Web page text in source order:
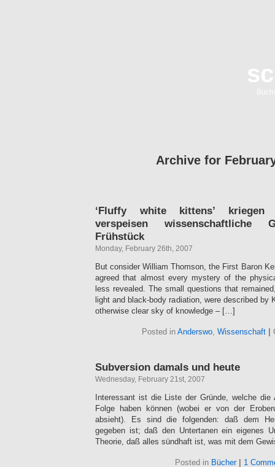
Archive for
‘Fluffy white kittens’ kriegen
verspeisen wissenschaftliche
Frühstück
Monday, February 26th, 2007
But consider William Thomson, the First Baron
agreed that almost every mystery of the
less revealed. The small questions that
light and black-body radiation, were described by
otherwise clear sky of knowledge – […]
Posted in Anderswo, Wissenschaft
Subversion damals und heute
Wednesday, February 21st, 2007
Interessant ist die Liste der Gründe, welche
Folge haben können (wobei er von der
absieht). Es sind die folgenden: daß dem
gegeben ist; daß den Untertanen ein eigenes
Theorie, daß alles sündhaft ist, was mit dem
Posted in Bücher 1